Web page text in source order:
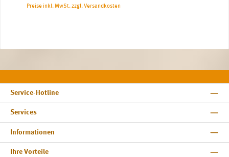
Preise inkl. MwSt. zzgl. Versandkosten
Service-Hotline
Services
Informationen
Ihre Vorteile